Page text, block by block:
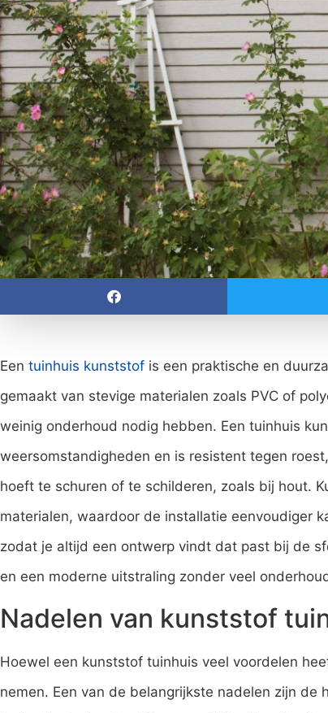
Een tuinhuis kunststof is een praktische en
gemaakt van stevige materialen zoals PVC of
weinig onderhoud nodig hebben. Een tuinhuis
weersomstandigheden en is resistent tegen
hoeft te schuren of te schilderen, zoals bij hout.
materialen, waardoor de installatie eenvoudiger
zodat je altijd een ontwerp vindt dat past bij de
en een moderne uitstraling zonder veel
Nadelen van kunststof
Hoewel een kunststof tuinhuis veel voordelen
nemen. Een van de belangrijkste nadelen zijn